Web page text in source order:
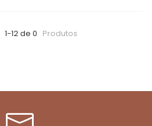
1-12 de 0 Produtos